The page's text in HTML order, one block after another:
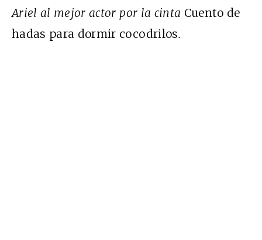
Ariel al mejor actor por la cinta Cuento de
hadas para dormir cocodrilos.